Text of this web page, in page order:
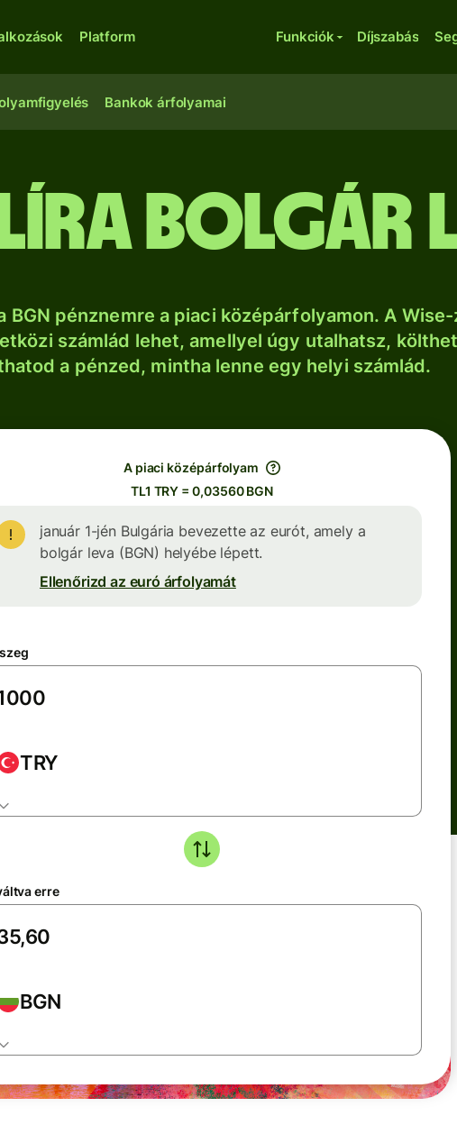
Platform Funkciók Díjszabás
Bankok árfolyamai
bolgár
BGN pénznemre a piaci középárfolyamon. A
számlád lehet, amellyel úgy utalhatsz,
a pénzed, mintha lenne egy helyi számlád.
A piaci középárfolyam
TL1 TRY = 0,03560 BGN
január 1-jén Bulgária bevezette az eurót, amely a
bolgár leva (BGN) helyébe lépett.
Ellenőrizd az euró árfolyamát
TRY
erre
BGN